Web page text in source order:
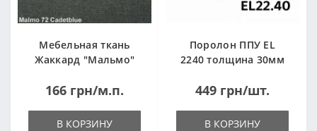
Мебельная ткань
Жаккард "Мальмо"
166 грн/м.п.
В КОРЗИНУ
Поролон ППУ EL
2240 толщина 30мм
(1000x2000мм)
449 грн/шт.
В КОРЗИНУ